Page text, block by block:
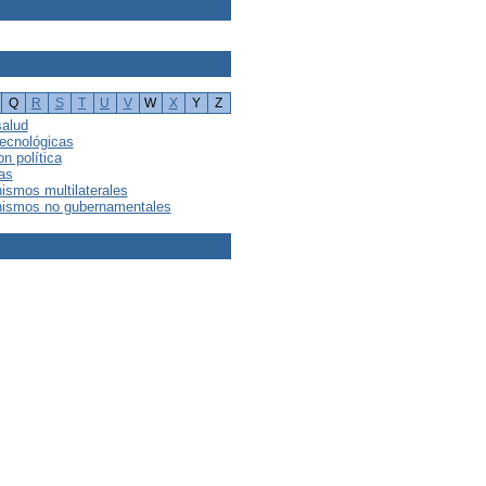
Q R S T U V W X Y Z
política
multilaterales
no gubernamentales